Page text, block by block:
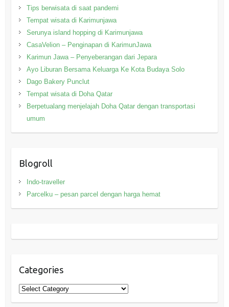
Tips berwisata di saat pandemi
Tempat wisata di Karimunjawa
Serunya island hopping di Karimunjawa
CasaVelion – Penginapan di KarimunJawa
Karimun Jawa – Penyeberangan dari Jepara
Ayo Liburan Bersama Keluarga Ke Kota Budaya Solo
Dago Bakery Punclut
Tempat wisata di Doha Qatar
Berpetualang menjelajah Doha Qatar dengan transportasi
umum
Blogroll
Indo-traveller
Parcelku – pesan parcel dengan harga hemat
Categories
Categories